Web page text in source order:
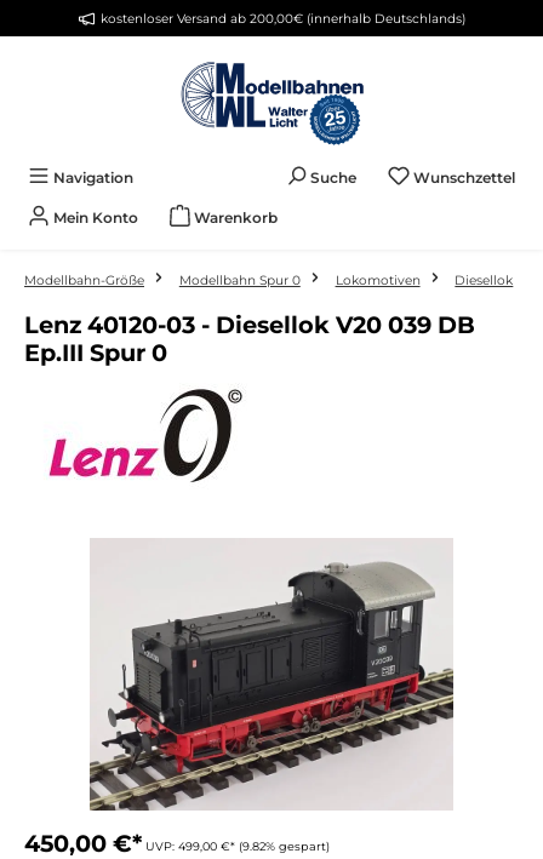
Zum Hauptinhalt springenkostenloser Versand ab 200,00€ (innerhalb Deutschlands)
Navigation Suche WunschzettelDu
Mein Konto Warenkorb
Modellbahn-Größe Modellbahn Spur 0 Lokomotiven Diesellok
Lenz 40120-03 - Diesellok V20 039 DB
Ep.III Spur 0
450,00 €* UVP: 499,00 €* (9.82% gespart)